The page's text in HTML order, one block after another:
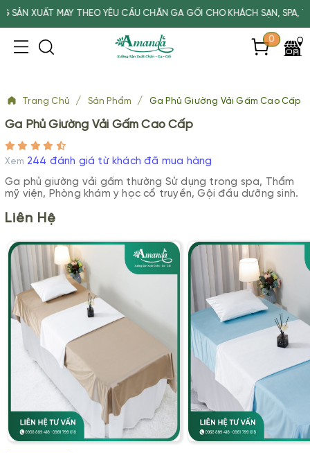
CẦU CHĂN GA GỐI CHO KHÁCH SẠN, SPA, TRƯỜNG HỌC
0
Trang Chủ / Sản Phẩm / Ga Phủ Giường Vải Gấm Cao Cấp
Ga Phủ Giường Vải Gấm Cao Cấp
Xem 244 đánh giá từ khách đã mua hàng
Ga phủ giường vải gấm thường Sử dụng trong spa, Thẩm
mỹ viện, Phòng khám y học cổ truyền, Gội đầu dưỡng sinh.
Liên Hệ